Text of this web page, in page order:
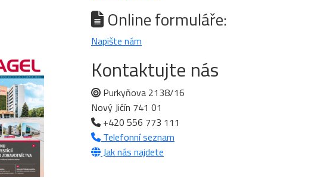
Online formuláře:
Napište nám
Kontaktujte nás
Purkyňova 2138/16
Nový Jičín 741 01
+420 556 773 111
Telefonní seznam
Jak nás najdete